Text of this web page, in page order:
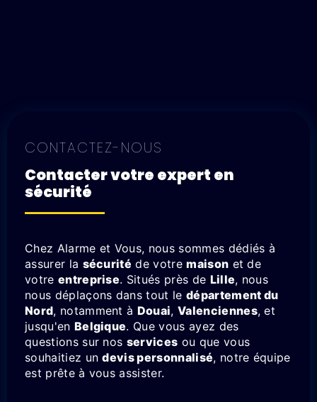
CONTACTEZ-NOUS
Contacter votre expert en
sécurité
Chez Alarme et Vous, nous sommes dédiés à
assurer la sécurité de votremaison et de
votre entreprise. Situés près de Lille, nous
nous déplaçons dans tout le département du
Nord, notamment à Douai,Valenciennes, et
jusqu'en Belgique. Que vous ayez des
questions sur nos services ou que vous
souhaitiez undevis personnalisé, notre équipe
est prête à vous assister.